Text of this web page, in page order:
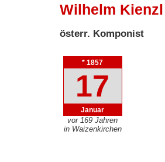
Wilhelm Kienzl
österr. Komponist
* 1857
17
Januar
vor 169 Jahren
in Waizenkirchen